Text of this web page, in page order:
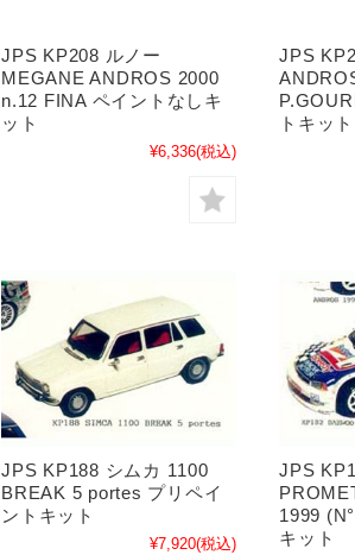
JPS KP208 ルノー
MEGANE ANDROS 2000
n.12 FINA ペイントなしキ
ット
¥6,336(税込)
JPS
トキッ
JPS KP188 シムカ 1100
BREAK 5 portes プリペイ
ントキット
¥7,920(税込)
JPS
1999
キット